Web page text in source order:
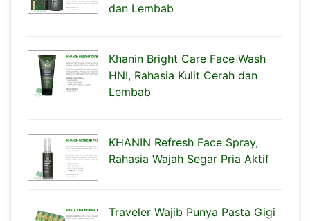
dan Lembab
Khanin Bright Care Face Wash
HNI, Rahasia Kulit Cerah dan
Lembab
KHANIN Refresh Face Spray,
Rahasia Wajah Segar Pria Aktif
Traveler Wajib Punya Pasta Gigi